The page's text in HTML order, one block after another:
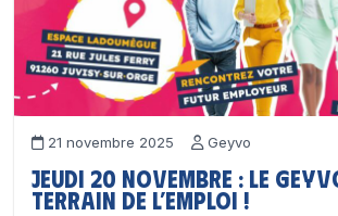
21 novembre 2025 Geyvo
Jeudi 20 novembre : le
terrain de l’emploi !